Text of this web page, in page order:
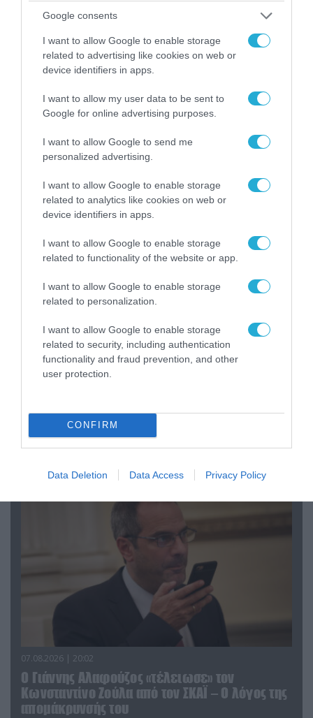
Google consents
I want to allow Google to enable storage
related to advertising like cookies on web or
device identifiers in apps.
I want to allow my user data to be sent to
Google for online advertising purposes.
I want to allow Google to send me
personalized advertising.
I want to allow Google to enable storage
related to analytics like cookies on web or
device identifiers in apps.
I want to allow Google to enable storage
related to functionality of the website or app.
I want to allow Google to enable storage
related to personalization.
I want to allow Google to enable storage
related to security, including authentication
functionality and fraud prevention, and other
user protection.
CONFIRM
Data Deletion Data Access Privacy Policy
Σε «αναμμένα κάρβουνα» η Τουρκία:
Περιορίζει την κίνηση πλοίων από την Μαύρη
Θάλασσα
08.08.2026 | 09:02
«Η απόλυτη τραγωδία»: Η «αιχμηρή» ανάρτηση
07.08.2026 | 20:02
Ο Γιάννης Αλαφούζος «τέλειωσε» τον
Κωνσταντίνο Ζούλα από τον ΣΚΑΪ – Ο λόγος της
απομάκρυνσής του